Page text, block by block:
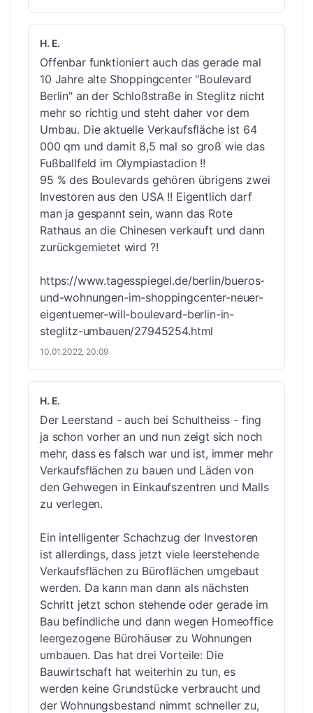
H. E.
Offenbar funktioniert auch das gerade mal
10 Jahre alte Shoppingcenter "Boulevard
Berlin" an der Schloßstraße in Steglitz nicht
mehr so richtig und steht daher vor dem
Umbau. Die aktuelle Verkaufsfläche ist 64
000 qm und damit 8,5 mal so groß wie das
Fußballfeld im Olympiastadion !!
95 % des Boulevards gehören übrigens zwei
Investoren aus den USA !! Eigentlich darf
man ja gespannt sein, wann das Rote
Rathaus an die Chinesen verkauft und dann
zurückgemietet wird ?!
https://www.tagesspiegel.de/berlin/bueros-
und-wohnungen-im-shoppingcenter-neuer-
eigentuemer-will-boulevard-berlin-in-
steglitz-umbauen/27945254.html
10.01.2022, 20:09
H. E.
Der Leerstand - auch bei Schultheiss - fing
ja schon vorher an und nun zeigt sich noch
mehr, dass es falsch war und ist, immer mehr
Verkaufsflächen zu bauen und Läden von
den Gehwegen in Einkaufszentren und Malls
zu verlegen.
Ein intelligenter Schachzug der Investoren
ist allerdings, dass jetzt viele leerstehende
Verkaufsflächen zu Büroflächen umgebaut
werden. Da kann man dann als nächsten
Schritt jetzt schon stehende oder gerade im
Bau befindliche und dann wegen Homeoffice
leergezogene Bürohäuser zu Wohnungen
umbauen. Das hat drei Vorteile: Die
Bauwirtschaft hat weiterhin zu tun, es
werden keine Grundstücke verbraucht und
der Wohnungsbestand nimmt schneller zu,